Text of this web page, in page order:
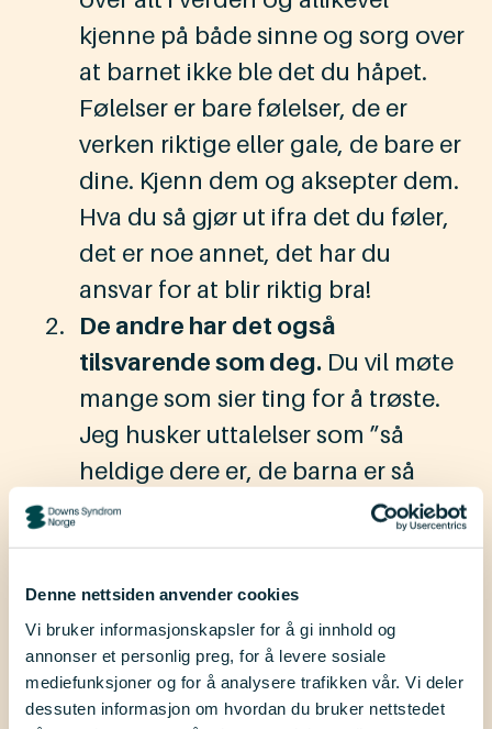
Denne nettsiden anvender cookies
Vi bruker informasjonskapsler for å gi innhold og
annonser et personlig preg, for å levere sosiale
mediefunksjoner og for å analysere trafikken vår. Vi deler
dessuten informasjon om hvordan du bruker nettstedet
kjenne på både sinne og sorg over
at barnet ikke ble det du håpet.
Følelser er bare følelser, de er
verken riktige eller gale, de bare er
dine. Kjenn dem og aksepter dem.
Hva du så gjør ut ifra det du føler,
det er noe annet, det har du
ansvar for at blir riktig bra!
De andre har det også
tilsvarende som deg. Du vil møte
mange som sier ting for å trøste.
Jeg husker uttalelser som ”så
heldige dere er, de barna er så
gode” eller ”det var bra han kom
til dere, dette kan dere takle”. På
velment, men det kan også
oppleves som et forsøk på å skyve
alle de vonde følelsene og harde